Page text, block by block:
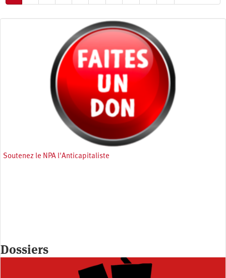
courante
suivante
page
Soutenez le NPA l'Anticapitaliste
Dossiers